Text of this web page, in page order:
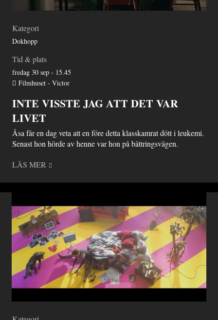
Kategori
Dokhopp
Tid & plats
fredag 30 sep - 15.45
Filmhuset - Victor
INTE VISSTE JAG ATT DET VAR
LIVET
Åsa får en dag veta att en före detta klasskamrat dött i leukemi.
Senast hon hörde av henne var hon på bättringsvägen.
LÄS MER